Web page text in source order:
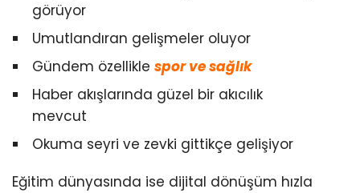
görüyor
Umutlandıran gelişmeler oluyor
Gündem özellikle spor ve sağlık
Haber akışlarında güzel bir akıcılık
mevcut
Okuma seyri ve zevki gittikçe gelişiyor
Eğitim dünyasında ise dijital dönüşüm hızla